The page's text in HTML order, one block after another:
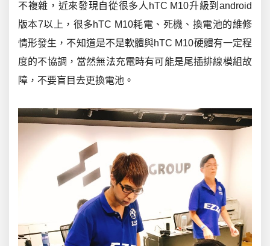
不複雜，近來發現自從很多人hTC M10升級到android
版本7以上，很多hTC M10耗電、死機、換電池的維修
情形發生，不知道是不是軟體與hTC M10硬體有一定程
度的不協調，當然無法充電時有可能是尾插排線模組故
障，不要盲目去更換電池。